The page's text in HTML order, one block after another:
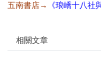
五南書店→ 《琅嶠十八社
相關文章